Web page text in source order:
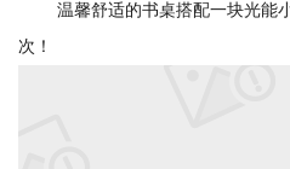
温馨舒适的书桌搭配一块光能
次！